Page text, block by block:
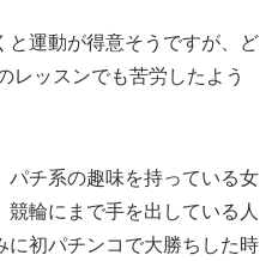
運動が得意そうですが、ど
レッスンでも苦労したよう
チ系の趣味を持っている女
輪にまで手を出している人
初パチンコで大勝ちした時